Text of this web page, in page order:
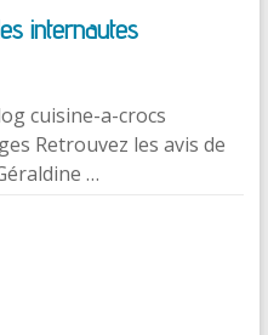
internautes
cuisine-a-crocs
Retrouvez les avis de
…